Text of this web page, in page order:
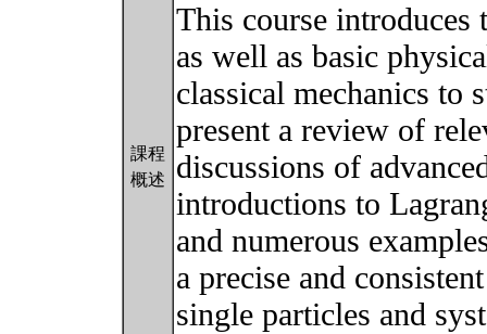
課程
概述
This course
as well as basic
classical mechanics to
present a review of
discussions of
introductions to
and numerous
a precise and
single particles and